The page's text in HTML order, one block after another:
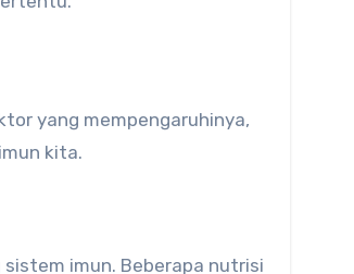
yang mempengaruhinya,
kita.
imun. Beberapa nutrisi